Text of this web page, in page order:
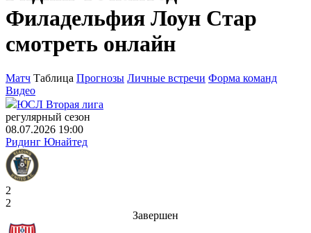
Филадельфия Лоун Стар
смотреть онлайн
Матч Таблица Прогнозы Личные встречи Форма команд
Видео
ЮСЛ Вторая лига
регулярный сезон
08.07.2026 19:00
Ридинг Юнайтед
2
2
Завершен